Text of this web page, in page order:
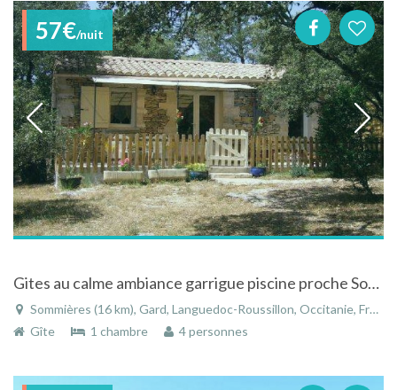
57€/nuit
Gites au calme ambiance garrigue piscine proche Sommières entre Nimes et Montpellier
Sommières (16 km), Gard, Languedoc-Roussillon, Occitanie, France
Gîte
1 chambre 4 personnes